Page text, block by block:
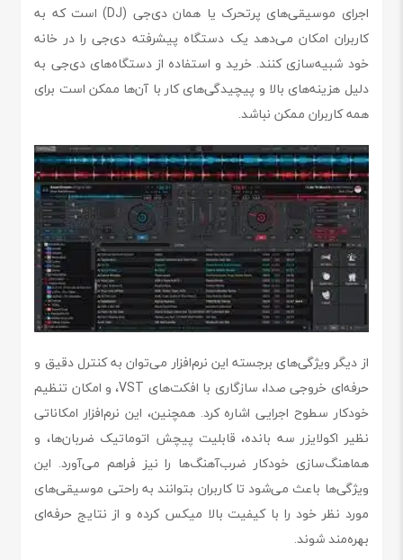
اجرای موسیقی‌های پرتحرک یا همان دی‌جی (DJ) است که به
کاربران امکان می‌دهد یک دستگاه پیشرفته دی‌جی را در خانه
خود شبیه‌سازی کنند. خرید و استفاده از دستگاه‌های دی‌جی به
دلیل هزینه‌های بالا و پیچیدگی‌های کار با آن‌ها ممکن است برای
همه کاربران ممکن نباشد.
از دیگر ویژگی‌های برجسته این نرم‌افزار می‌توان به کنترل دقیق و
حرفه‌ای خروجی صدا، سازگاری با افکت‌های VST، و امکان تنظیم
خودکار سطوح اجرایی اشاره کرد. همچنین، این نرم‌افزار امکاناتی
نظیر اکولایزر سه بانده، قابلیت پیچش اتوماتیک ضربان‌ها، و
هماهنگ‌سازی خودکار ضرب‌آهنگ‌ها را نیز فراهم می‌آورد. این
ویژگی‌ها باعث می‌شود تا کاربران بتوانند به راحتی موسیقی‌های
مورد نظر خود را با کیفیت بالا میکس کرده و از نتایج حرفه‌ای
بهره‌مند شوند.